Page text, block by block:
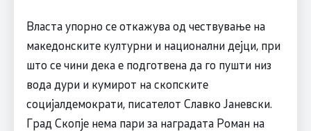
Власта упорно се откажува од чествување на
македонските културни и национални дејци, при
што се чини дека е подготвена да го пушти низ
вода дури и кумирот на скопските
социјалдемократи, писателот Славко Јаневски.
Град Скопје нема пари за наградата Роман на